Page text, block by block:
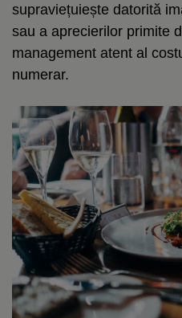
supraviețuiește datorită
sau a aprecierilor primite
management atent al
numerar.